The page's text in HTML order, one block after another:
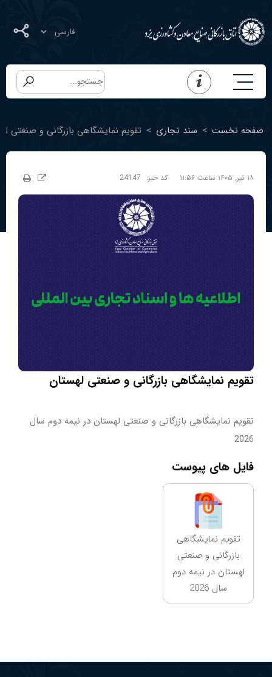
صفحه نخست > سند تجاری > تقویم نمایشگاهی بازرگانی و صنعتی
۱۸ تیر, ۱۴۰۵ ساعت ۱۱:۵۶ کد خبر:
تقویم نمایشگاهی بازرگانی و صنعتی لهستان
تقویم نمایشگاهی بازرگانی و صنعتی لهستان در نیمه دوم سال
2026
فایل های پیوست
تقویم نمایشگاهی
بازرگانی و صنعتی
لهستان در نیمه دوم
سال 2026